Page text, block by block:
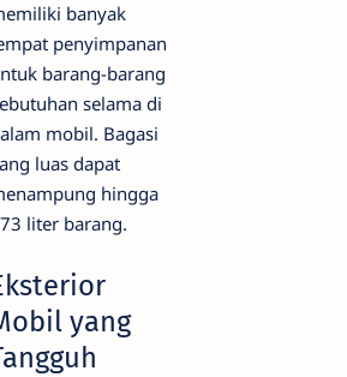
banyak
penyimpanan
barang-barang
selama di
mobil. Bagasi
luas dapat
hingga
liter barang.
yang